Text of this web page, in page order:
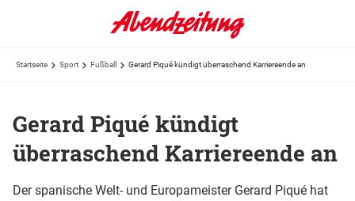
Startseite Sport Fußball Gerard Piqué kündigt überraschend Karriereende an
Gerard Piqué kündigt
überraschend Karriereende an
Der spanische Welt- und Europameister Gerard Piqué hat